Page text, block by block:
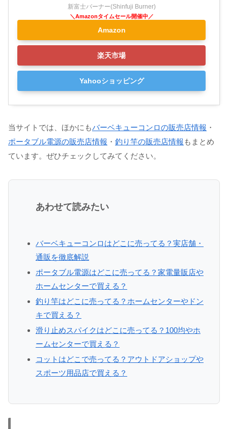
新富士バーナー(Shinfuji Burner)
Amazon
楽天市場
Yahooショッピング
当サイトでは、ほかにもバーベキューコンロの販売店情報 ・
ポータブル電源の販売店情報 ・ 釣り竿の販売店情報 もまとめ
ています。ぜひチェックしてみてください。
あわせて読みたい
バーベキューコンロはどこに売ってる？実店舗・
通販を徹底解説
ポータブル電源はどこに売ってる？家電量販店や
ホームセンターで買える？
釣り竿はどこに売ってる？ホームセンターやドン
キで買える？
滑り止めスパイクはどこに売ってる？100均やホ
ームセンターで買える？
コットはどこで売ってる？アウトドアショップや
スポーツ用品店で買える？